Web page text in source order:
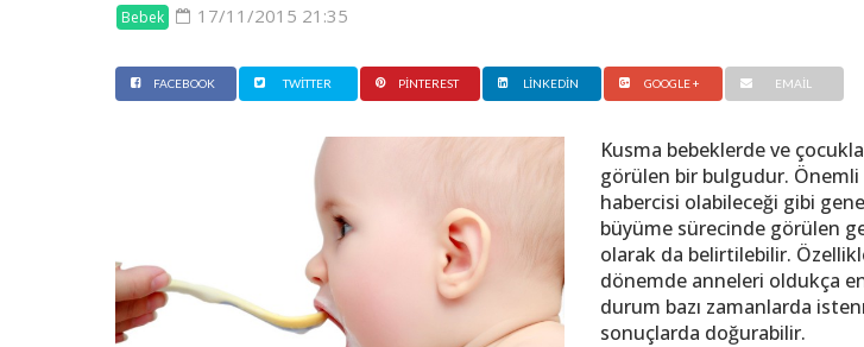
Bebek 17/11/2015 21:35
FACEBOOK TWITTER PINTEREST LINKEDIN GOOGLE + EMAIL
Kusma bebeklerde ve
görülen bir bulgudur. Önemli
habercisi olabileceği gibi
büyüme sürecinde görülen
olarak da belirtilebilir.
dönemde anneleri oldukça
durum bazı zamanlarda
sonuçlarda doğurabilir.